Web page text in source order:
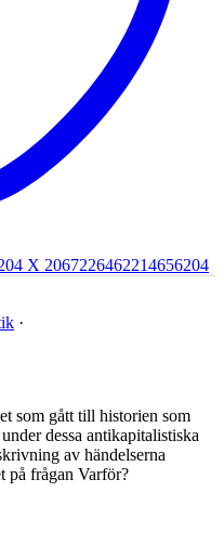
X 2067226462214656204
·
som gått till historien som
dessa antikapitalistiska
av händelserna
på frågan Varför?